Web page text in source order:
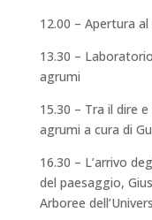
12.00 – Apertura al
13.30 –
agrumi
15.30 – Tra il dire
agrumi a cura di
16.30 – L’arrivo
del paesaggio,
Arboree